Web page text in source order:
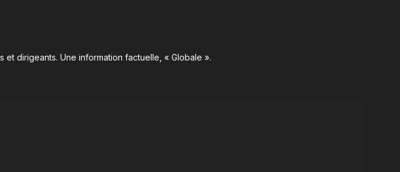
dirigeants. Une information factuelle, « Globale ».